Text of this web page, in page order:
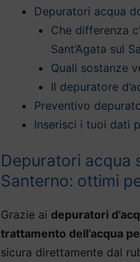
Depuratori acqua
Che differenza
Sant’Agata sul
Quali sostanze
Il depuratore
Preventivo
Inserisci i tuoi dati
Depuratori acqua
Santerno: ottimi
Grazie ai depuratori
trattamento dell’acqua
sicura direttamente dal